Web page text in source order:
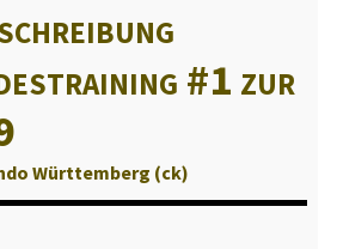
#1 zur
Württemberg (ck)